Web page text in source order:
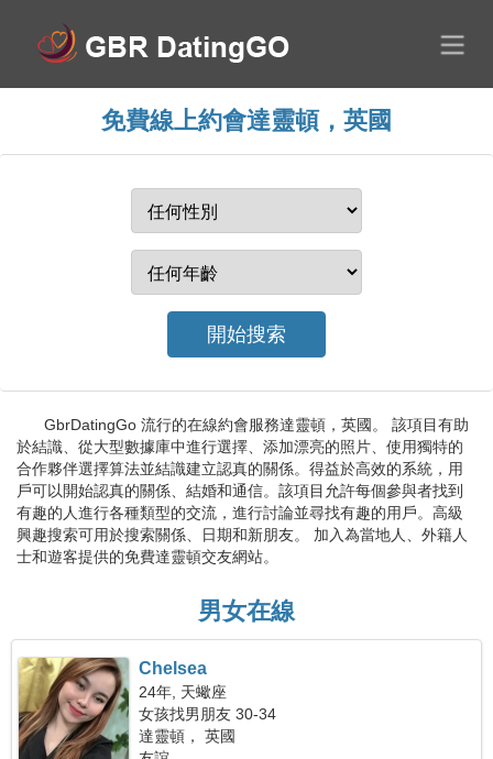
免費線上約會達靈頓，英國
GbrDatingGo 流行的在線約會服務達靈頓，英國。 該項目有助
於結識、從大型數據庫中進行選擇、添加漂亮的照片、使用獨特的
合作夥伴選擇算法並結識建立認真的關係。得益於高效的系統，用
戶可以開始認真的關係、結婚和通信。該項目允許每個參與者找到
有趣的人進行各種類型的交流，進行討論並尋找有趣的用戶。高級
興趣搜索可用於搜索關係、日期和新朋友。 加入為當地人、外籍人
士和遊客提供的免費達靈頓交友網站。
男女在線
Chelsea
24年, 天蠍座
女孩找男朋友 30-34
達靈頓， 英國